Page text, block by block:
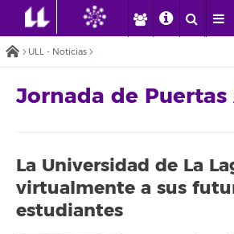
ULL - Noticias
Jornada de
La Universidad de La
virtualmente a sus
estudiantes